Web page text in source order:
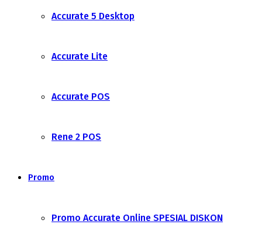
Accurate 5 Desktop
Accurate Lite
Accurate POS
Rene 2 POS
Promo
Promo Accurate Online SPESIAL DISKON